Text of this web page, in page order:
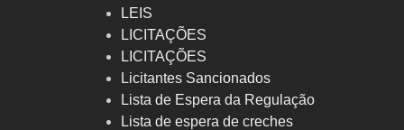
LEIS
LICITAÇÕES
LICITAÇÕES
Licitantes Sancionados
Lista de Espera da Regulação
Lista de espera de creches